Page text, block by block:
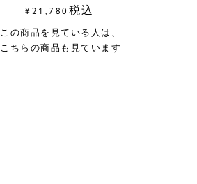
¥21,780 税込
この商品を見ている人は、
こちらの商品も見ています